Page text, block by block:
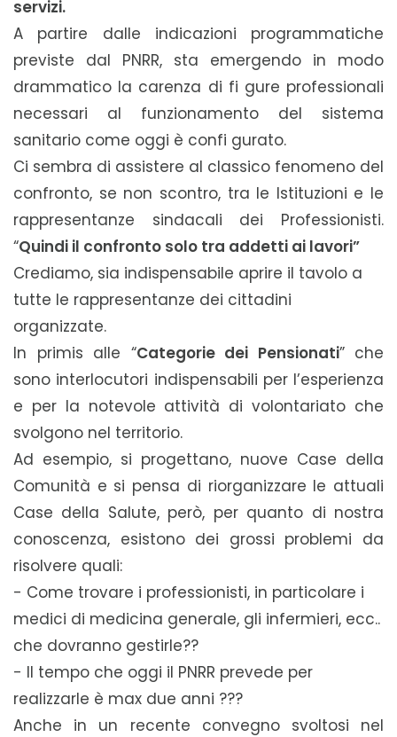
servizi.
A partire dalle indicazioni programmatiche
previste dal PNRR, sta emergendo in modo
drammatico la carenza di fi gure professionali
necessari al funzionamento del sistema
sanitario come oggi è confi gurato.
Ci sembra di assistere al classico fenomeno del
confronto, se non scontro, tra le Istituzioni e le
rappresentanze sindacali dei Professionisti.
“Quindi il confronto solo tra addetti ai lavori”
Crediamo, sia indispensabile aprire il tavolo a
tutte le rappresentanze dei cittadini
organizzate.
In primis alle “Categorie dei Pensionati” che
sono interlocutori indispensabili per l’esperienza
e per la notevole attività di volontariato che
svolgono nel territorio.
Ad esempio, si progettano, nuove Case della
Comunità e si pensa di riorganizzare le attuali
Case della Salute, però, per quanto di nostra
conoscenza, esistono dei grossi problemi da
risolvere quali:
- Come trovare i professionisti, in particolare i
medici di medicina generale, gli infermieri, ecc..
che dovranno gestirle??
- Il tempo che oggi il PNRR prevede per
realizzarle è max due anni ???
Anche in un recente convegno svoltosi nel